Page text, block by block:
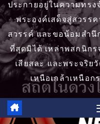
ประกายอยู่ในความทร
พระองค์เสด็จสู่สวรร
สวรรค์ และขอน้อมสำ
ที่สุดมิได้ เหล่าพสกนิก
เสียสละ และพระจริย
เหนือเกล้าเหนือ